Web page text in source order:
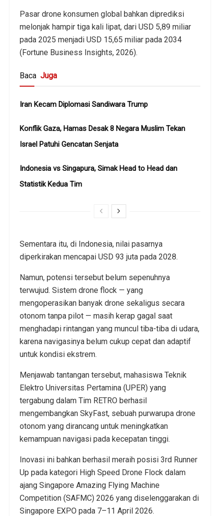
Pasar drone konsumen global bahkan diprediksi
melonjak hampir tiga kali lipat, dari USD 5,89 miliar
pada 2025 menjadi USD 15,65 miliar pada 2034
(Fortune Business Insights, 2026).
Baca Juga
Iran Kecam Diplomasi Sandiwara Trump
Konflik Gaza, Hamas Desak 8 Negara Muslim Tekan
Israel Patuhi Gencatan Senjata
Indonesia vs Singapura, Simak Head to Head dan
Statistik Kedua Tim
Sementara itu, di Indonesia, nilai pasarnya
diperkirakan mencapai USD 93 juta pada 2028.
Namun, potensi tersebut belum sepenuhnya
terwujud. Sistem drone flock — yang
mengoperasikan banyak drone sekaligus secara
otonom tanpa pilot — masih kerap gagal saat
menghadapi rintangan yang muncul tiba-tiba di udara,
karena navigasinya belum cukup cepat dan adaptif
untuk kondisi ekstrem.
Menjawab tantangan tersebut, mahasiswa Teknik
Elektro Universitas Pertamina (UPER) yang
tergabung dalam Tim RETRO berhasil
mengembangkan SkyFast, sebuah purwarupa drone
otonom yang dirancang untuk meningkatkan
kemampuan navigasi pada kecepatan tinggi.
Inovasi ini bahkan berhasil meraih posisi 3rd Runner
Up pada kategori High Speed Drone Flock dalam
ajang Singapore Amazing Flying Machine
Competition (SAFMC) 2026 yang diselenggarakan di
Singapore EXPO pada 7–11 April 2026.